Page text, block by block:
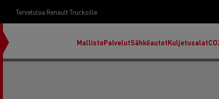
Tervetuloa Renault Trucksille
MallistoPalvelutSähköautotKuljetusalat